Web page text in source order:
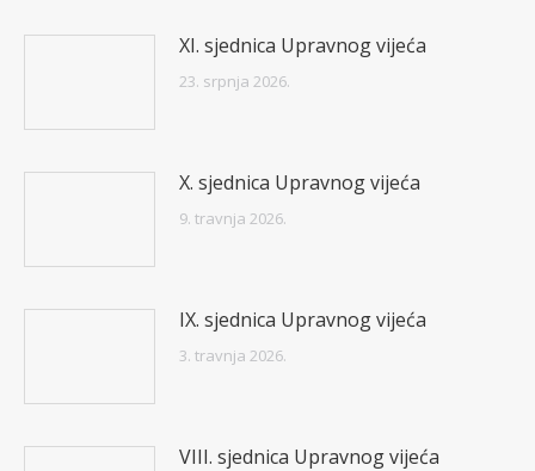
XI. sjednica Upravnog vijeća
23. srpnja 2026.
X. sjednica Upravnog vijeća
9. travnja 2026.
IX. sjednica Upravnog vijeća
3. travnja 2026.
VIII. sjednica Upravnog vijeća